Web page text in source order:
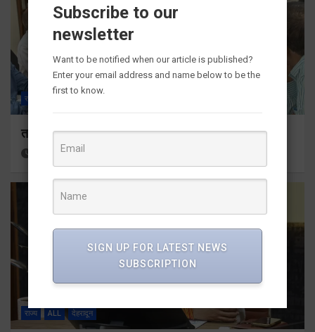
राज्य
तकनीकी शिक्षा विभाग प्रदेशभर में आयोजित करेगा रोजगार मेले
2 hours ago
राज्य ALL देहरादून
Subscribe to our
newsletter
Want to be notified when our article is published?
Enter your email address and name below to be the
first to know.
SIGN UP FOR LATEST NEWS
SUBSCRIPTION